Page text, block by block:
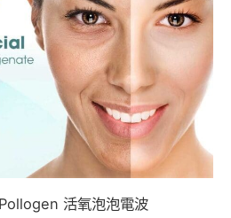
活氧泡泡電波